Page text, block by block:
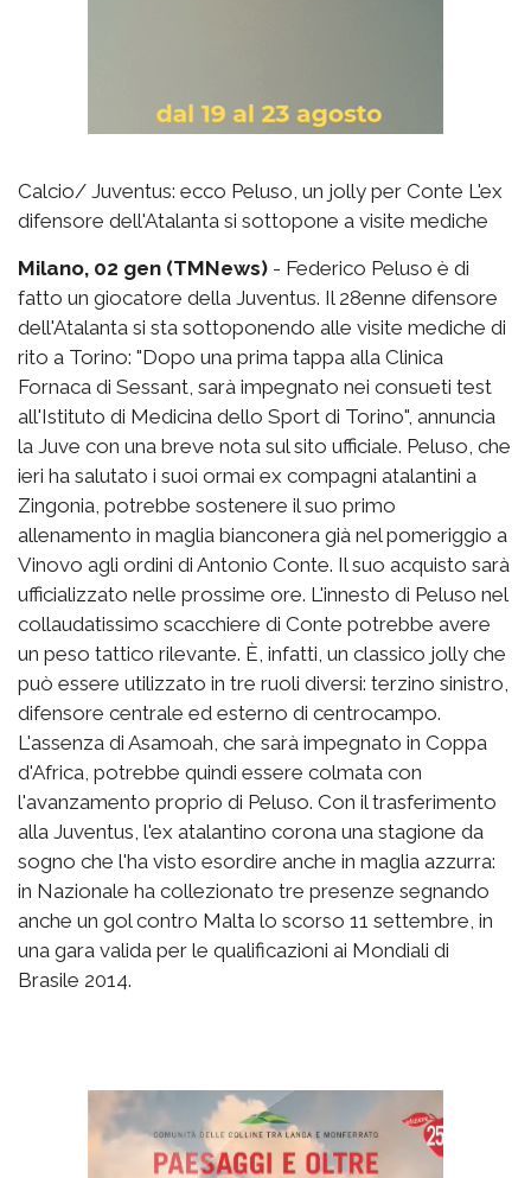
Calcio/ Juventus: ecco Peluso, un jolly per Conte L'ex
difensore dell'Atalanta si sottopone a visite mediche
Milano, 02 gen (TMNews) - Federico Peluso è di
fatto un giocatore della Juventus. Il 28enne difensore
dell'Atalanta si sta sottoponendo alle visite mediche di
rito a Torino: "Dopo una prima tappa alla Clinica
Fornaca di Sessant, sarà impegnato nei consueti test
all'Istituto di Medicina dello Sport di Torino", annuncia
la Juve con una breve nota sul sito ufficiale. Peluso, che
ieri ha salutato i suoi ormai ex compagni atalantini a
Zingonia, potrebbe sostenere il suo primo
allenamento in maglia bianconera già nel pomeriggio a
Vinovo agli ordini di Antonio Conte. Il suo acquisto sarà
ufficializzato nelle prossime ore. L'innesto di Peluso nel
collaudatissimo scacchiere di Conte potrebbe avere
un peso tattico rilevante. È, infatti, un classico jolly che
può essere utilizzato in tre ruoli diversi: terzino sinistro,
difensore centrale ed esterno di centrocampo.
L'assenza di Asamoah, che sarà impegnato in Coppa
d'Africa, potrebbe quindi essere colmata con
l'avanzamento proprio di Peluso. Con il trasferimento
alla Juventus, l'ex atalantino corona una stagione da
sogno che l'ha visto esordire anche in maglia azzurra:
in Nazionale ha collezionato tre presenze segnando
anche un gol contro Malta lo scorso 11 settembre, in
una gara valida per le qualificazioni ai Mondiali di
Brasile 2014.